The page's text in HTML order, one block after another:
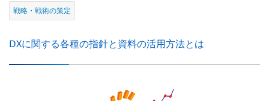
戦略・戦術の策定
DXに関する各種の指針と資料の活用方法とは